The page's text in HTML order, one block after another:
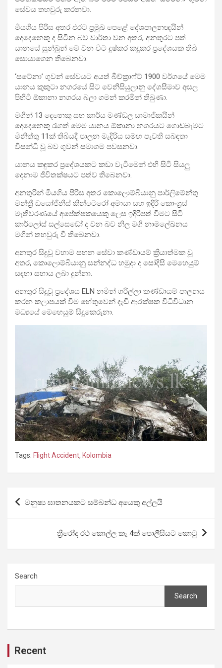
සේවය තහවුරු කරනවා.
මියගිය පිරිස අතර එරට ප්‍රමුඛ පෙළේ දේශපාලනඥයින්
දෙදෙනෙකු ද සිටින බව වාර්තා වන අතර, අනතුරට පත්
යානයේ සුන්බුන් මේ වන විට දුෂ්කර කඳුකර ප්‍රදේශයක තිබී
සොයාගෙන තිබෙනවා.
‘සටේනා’ ගුවන් සේවයට අයත් බීච්ක්‍රාෆ්ට් 1900 වර්ගයේ මෙම
යානය කුකුටා නගරයේ සිට වෙනිසියුලානු දේශසීමාව අසල
පිහිටි ඕකානා නගරය බලා ගමන් කරමින් තිබුණා.
මගීන් 13 දෙනෙකු සහ කාර්ය මණ්ඩල සාමාජිකයින්
දෙදෙනෙකු රැගත් මෙම යානය ඕකානා නගරයට ගොඩබෑමට
මිනිත්තු 11ක් තිබියදී පාලන මැදිරිය සමඟ පැවති සබඳතා
විසන්ධි වූ බව ගුවන් සමාගම පවසනවා.
යානය කඳුකර ප්‍රදේශයකට කඩා වැටීමෙන් එහි සිටි සියලු
දෙනාම ජීවිතක්ෂයට පත්ව තිබෙනවා.
අනතුරින් මියගිය පිරිස අතර කොලොම්බියානු පාර්ලිමේන්තු
මන්ත්‍රී ඩයෝජිනීස් කින්ටෙරෝ අමායා සහ ඉදිරි කොංග්‍රස්
මැතිවරණයේ අපේක්ෂකයෙකු ලෙස ඉදිරිපත් වීමට සිටි
කාර්ලෝස් සල්සෙඩෝ ද වන බව නිල මගී නාමලේඛනය
මගින් තහවුරු වී තිබෙනවා.
අනතුර සිදුවූ වහාම සහන සේවා කණ්ඩායම් ක්‍රියාත්මක වූ
අතර, කොලොම්බියානු සන්නද්ධ හමුදා ද සෝදිසි මෙහෙයුම්
සඳහා සහාය ලබා දුන්නා.
අනතුර සිදුවූ ප්‍රදේශය ELN නමින් ගරිල්ලා කණ්ඩායම් පාලනය
කරන කලාපයක් වීම හේතුවෙන් දැඩි ආරක්ෂක විධිවිධාන
මධ්‍යයේ මෙහෙයුම් සිදුකෙරුනා.
Tags: Flight Accident, Kolombia
Post
navigation
මනුෂ්‍ය ඝාතනයකට සම්බන්ධ අයෙකු අල්ලයි
ත්‍රීරෝද රථ කොල්ල කෑ 4ක් පොලීසියට කොටු
Search
Search
Recent